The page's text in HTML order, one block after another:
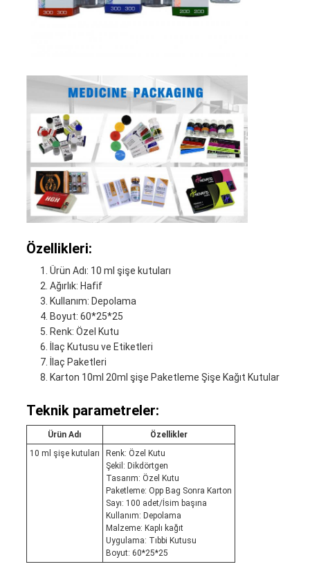
Özellikleri:
Ürün Adı: 10 ml şişe kutuları
Ağırlık: Hafif
Kullanım: Depolama
Boyut: 60*25*25
Renk: Özel Kutu
İlaç Kutusu ve Etiketleri
İlaç Paketleri
Karton 10ml 20ml şişe Paketleme Şişe Kağıt Kutular
Teknik parametreler:
Ürün Adı
Özellikler
10 ml şişe kutuları
Renk: Özel Kutu
Şekil: Dikdörtgen
Tasarım: Özel Kutu
Paketleme: Opp Bag Sonra Karton
Sayı: 100 adet/İsim başına
Kullanım: Depolama
Malzeme: Kaplı kağıt
Uygulama: Tıbbi Kutusu
Boyut: 60*25*25